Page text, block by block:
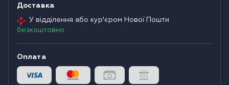
Доставка
У відділення або кур'єром Нової Пошти
безкоштовно
Оплата